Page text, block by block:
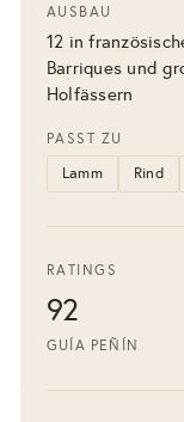
AUSBAU
12 in
Barriques und
Holfässern
PASST ZU
Lamm Rind
RATINGS
92
GUÍA PEÑÍN